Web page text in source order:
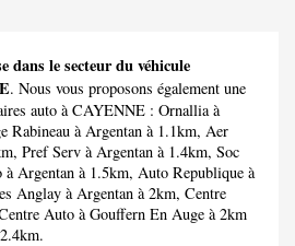
dans le secteur du véhicule
. Nous vous proposons également une
auto à CAYENNE : Ornalliaà
Rabineau à Argentan à 1.1km, Aer
Pref Serv à Argentan à 1.4km, Soc
à Argentan à 1.5km, Auto Republique à
Anglay à Argentan à 2km, Centre
Auto à Gouffern En Auge à 2km